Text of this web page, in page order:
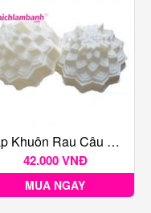
Cặp Khuôn Rau Câu Vĩnh Trường Số 21
42.000 VNĐ
MUA NGAY